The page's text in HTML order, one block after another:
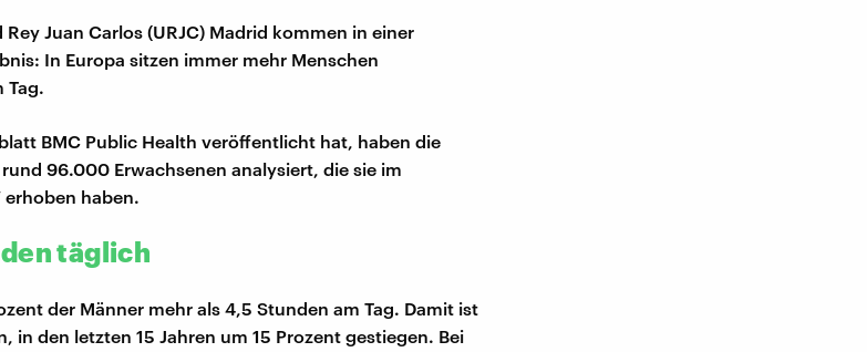
Juan Carlos (URJC) Madrid kommen in einer
In Europa sitzen immer mehr Menschen
Tag.
BMC Public Health veröffentlicht hat, haben die
96.000 Erwachsenen analysiert, die sie im
haben.
täglich
der Männer mehr als 4,5 Stunden am Tag. Damit ist
in den letzten 15 Jahren um 15 Prozent gestiegen. Bei